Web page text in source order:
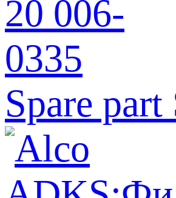
Spare